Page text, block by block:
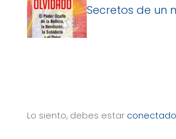
Secretos de un
Lo siento, debes estar conectado